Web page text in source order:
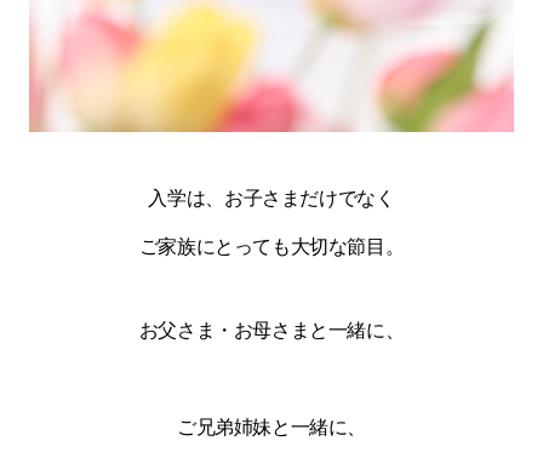
入学は、お子さまだけでなく
ご家族にとっても大切な節目。
お父さま・お母さまと一緒に、
ご兄弟姉妹と一緒に、